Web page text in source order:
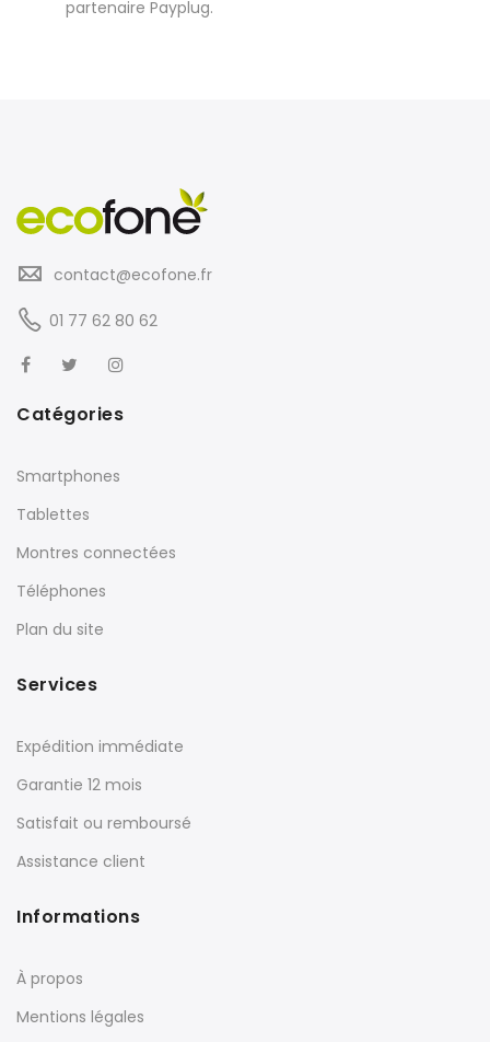
partenaire Payplug.
contact@ecofone.fr
01 77 62 80 62
Catégories
Smartphones
Tablettes
Montres connectées
Téléphones
Plan du site
Services
Expédition immédiate
Garantie 12 mois
Satisfait ou remboursé
Assistance client
Informations
À propos
Mentions légales